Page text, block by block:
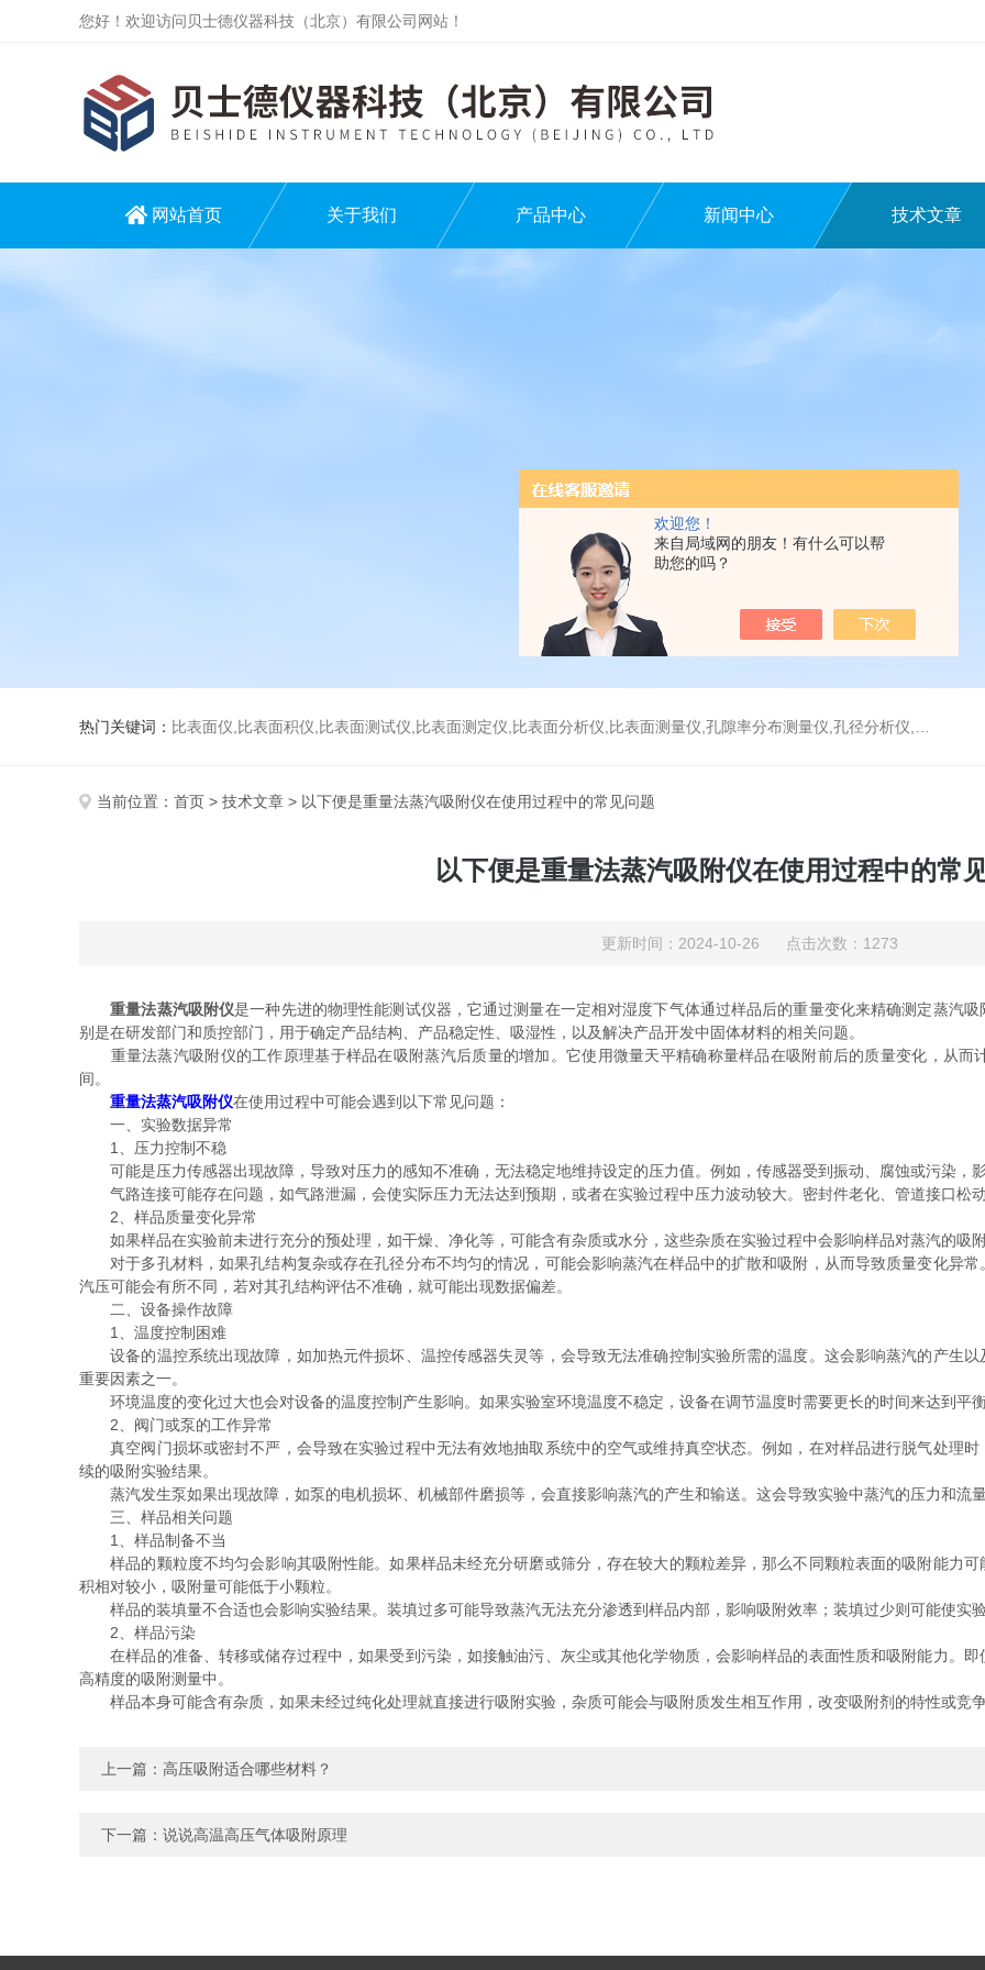
欢迎您！
来自局域网的朋友！有什么可以帮
助您的吗？
您好！欢迎访问贝士德仪器科技（北京）有限公司网站！
网站首页 关于我们 产品中心 新闻中心 技术文章
热门关键词： 比表面仪,比表面积仪,比表面测试仪,比表面测定仪,比表面分析仪,比表面测量仪,孔隙率分布测量仪,孔径分析仪,孔径测试仪,孔结构分析仪
当前位置： 首页 > 技术文章 > 以下便是重量法蒸汽吸附仪在使用过程中的常见问题
以下便是重量法蒸汽吸附仪在使用过程中的常
更新时间：2024-10-26 点击次数：1273
重量法蒸汽吸附仪是一种先进的物理性能测试仪器，它通过测量在一定相对湿度下气体通过样品后的重量变化来精确测定蒸汽
别是在研发部门和质控部门，用于确定产品结构、产品稳定性、吸湿性，以及解决产品开发中固体材料的相关问题。
重量法蒸汽吸附仪的工作原理基于样品在吸附蒸汽后质量的增加。它使用微量天平精确称量样品在吸附前后的质量变化，从而
间。
重量法蒸汽吸附仪在使用过程中可能会遇到以下常见问题：
一、实验数据异常
1、压力控制不稳
可能是压力传感器出现故障，导致对压力的感知不准确，无法稳定地维持设定的压力值。例如，传感器受到振动、腐蚀或污染，
气路连接可能存在问题，如气路泄漏，会使实际压力无法达到预期，或者在实验过程中压力波动较大。密封件老化、管道接口松
2、样品质量变化异常
如果样品在实验前未进行充分的预处理，如干燥、净化等，可能含有杂质或水分，这些杂质在实验过程中会影响样品对蒸汽的吸
对于多孔材料，如果孔结构复杂或存在孔径分布不均匀的情况，可能会影响蒸汽在样品中的扩散和吸附，从而导致质量变化异
汽压可能会有所不同，若对其孔结构评估不准确，就可能出现数据偏差。
二、设备操作故障
1、温度控制困难
设备的温控系统出现故障，如加热元件损坏、温控传感器失灵等，会导致无法准确控制实验所需的温度。这会影响蒸汽的产生
重要因素之一。
环境温度的变化过大也会对设备的温度控制产生影响。如果实验室环境温度不稳定，设备在调节温度时需要更长的时间来达到平
2、阀门或泵的工作异常
真空阀门损坏或密封不严，会导致在实验过程中无法有效地抽取系统中的空气或维持真空状态。例如，在对样品进行脱气处理
续的吸附实验结果。
蒸汽发生泵如果出现故障，如泵的电机损坏、机械部件磨损等，会直接影响蒸汽的产生和输送。这会导致实验中蒸汽的压力和流
三、样品相关问题
1、样品制备不当
样品的颗粒度不均匀会影响其吸附性能。如果样品未经充分研磨或筛分，存在较大的颗粒差异，那么不同颗粒表面的吸附能力
积相对较小，吸附量可能低于小颗粒。
样品的装填量不合适也会影响实验结果。装填过多可能导致蒸汽无法充分渗透到样品内部，影响吸附效率；装填过少则可能使实
2、样品污染
在样品的准备、转移或储存过程中，如果受到污染，如接触油污、灰尘或其他化学物质，会影响样品的表面性质和吸附能力。
高精度的吸附测量中。
样品本身可能含有杂质，如果未经过纯化处理就直接进行吸附实验，杂质可能会与吸附质发生相互作用，改变吸附剂的特性或竞
上一篇： 高压吸附适合哪些材料？
下一篇： 说说高温高压气体吸附原理